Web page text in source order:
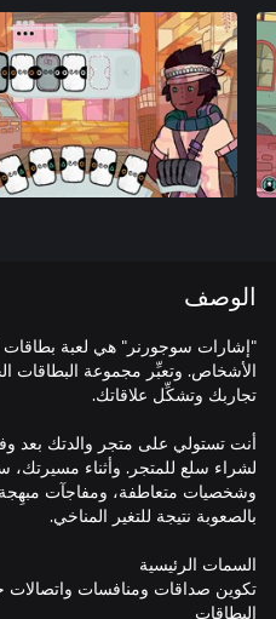
الوصف
"إشارات سوجورنر" هي لعبة
الأشخاص. وتعبِّر مجموعة
أنت تستولي على متجر والدتك بعد
لشراء سلع للمتجر. وأثناء مسيرتك،
وشخصيات متعاطفة، ومفاجآت مبهِجة
تكوين صداقات ومنافسات واتصالات